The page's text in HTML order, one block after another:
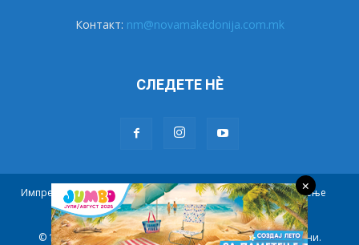
Контакт: nm@novamakedonija.com.mk
СЛЕДЕТЕ НÈ
Импресум Маркетинг Претплата
Правила на користење
Контакт
© 1944 - 2021 НОВА МАКЕДОНИЈА. Сите права се задржани.
×